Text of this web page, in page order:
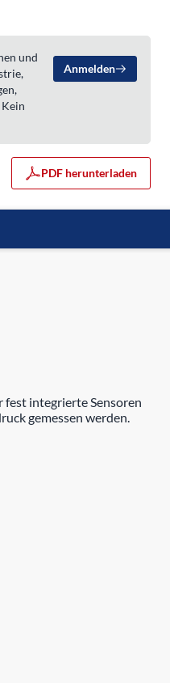
und
Anmelden
PDF herunterladen
fest integrierte Sensoren
gemessen werden.